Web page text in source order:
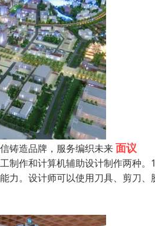
铸造品牌，服务编织未来面议
制作和计算机辅助设计制作两种
力。设计师可以使用刀具、剪刀